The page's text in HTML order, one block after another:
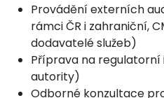
Provádění externích
rámci ČR i zahraniční,
dodavatelé služeb)
Příprava na regulatorní
autority)
Odborné konzultace